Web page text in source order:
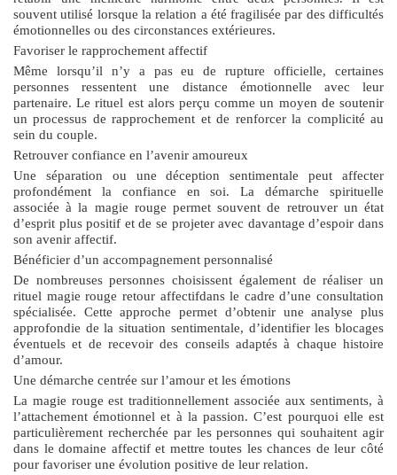
souvent utilisé lorsque la relation a été fragilisée par des difficultés
émotionnelles ou des circonstances extérieures.
Favoriser le rapprochement affectif
Même lorsqu’il n’y a pas eu de rupture officielle, certaines
personnes ressentent une distance émotionnelle avec leur
partenaire. Le rituel est alors perçu comme un moyen de soutenir
un processus de rapprochement et de renforcer la complicité au
sein du couple.
Retrouver confiance en l’avenir amoureux
Une séparation ou une déception sentimentale peut affecter
profondément la confiance en soi. La démarche spirituelle
associée à la magie rouge permet souvent de retrouver un état
d’esprit plus positif et de se projeter avec davantage d’espoir dans
son avenir affectif.
Bénéficier d’un accompagnement personnalisé
De nombreuses personnes choisissent également de réaliser un
rituel magie rouge retour affectifdans le cadre d’une consultation
spécialisée. Cette approche permet d’obtenir une analyse plus
approfondie de la situation sentimentale, d’identifier les blocages
éventuels et de recevoir des conseils adaptés à chaque histoire
d’amour.
Une démarche centrée sur l’amour et les émotions
La magie rouge est traditionnellement associée aux sentiments, à
l’attachement émotionnel et à la passion. C’est pourquoi elle est
particulièrement recherchée par les personnes qui souhaitent agir
dans le domaine affectif et mettre toutes les chances de leur côté
pour favoriser une évolution positive de leur relation.